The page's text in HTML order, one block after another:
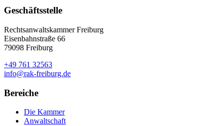
Geschäftsstelle
Rechtsanwaltskammer Freiburg
Eisenbahnstraße 66
79098 Freiburg
+49 761 32563
info@rak-freiburg.de
Bereiche
Die Kammer
Anwaltschaft